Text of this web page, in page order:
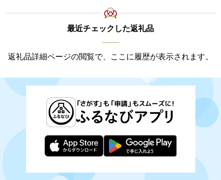
最近チェックした返礼品
返礼品詳細ページの閲覧で、ここに履歴が表示されます。